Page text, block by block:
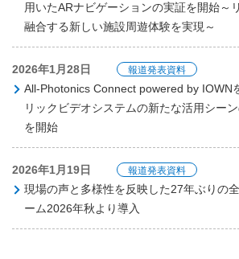
用いたARナビゲーションの実証を開始～
融合する新しい施設周遊体験を実現～
2026年1月28日 報道発表資料
All-Photonics Connect powered by IOWN
リックビデオシステムの新たな活用シー
を開始
2026年1月19日 報道発表資料
現場の声と多様性を反映した27年ぶりの
ーム2026年秋より導入